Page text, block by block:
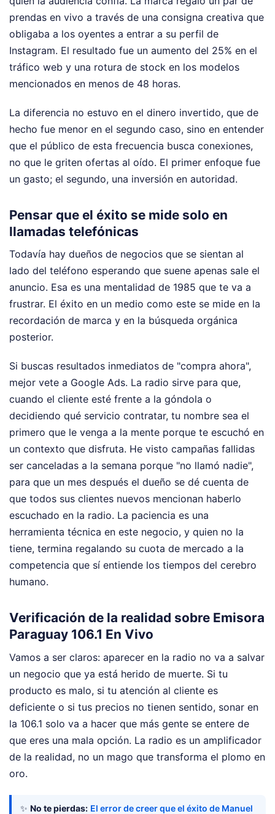
prendas en vivo a través de una consigna creativa que
obligaba a los oyentes a entrar a su perfil de
Instagram. El resultado fue un aumento del 25% en el
tráfico web y una rotura de stock en los modelos
mencionados en menos de 48 horas.
La diferencia no estuvo en el dinero invertido, que de
hecho fue menor en el segundo caso, sino en entender
que el público de esta frecuencia busca conexiones,
no que le griten ofertas al oído. El primer enfoque fue
un gasto; el segundo, una inversión en autoridad.
Pensar que el éxito se mide solo en
llamadas telefónicas
Todavía hay dueños de negocios que se sientan al
lado del teléfono esperando que suene apenas sale el
anuncio. Esa es una mentalidad de 1985 que te va a
frustrar. El éxito en un medio como este se mide en la
recordación de marca y en la búsqueda orgánica
posterior.
Si buscas resultados inmediatos de "compra ahora",
mejor vete a Google Ads. La radio sirve para que,
cuando el cliente esté frente a la góndola o
decidiendo qué servicio contratar, tu nombre sea el
primero que le venga a la mente porque te escuchó en
un contexto que disfruta. He visto campañas fallidas
ser canceladas a la semana porque "no llamó nadie",
para que un mes después el dueño se dé cuenta de
que todos sus clientes nuevos mencionan haberlo
escuchado en la radio. La paciencia es una
herramienta técnica en este negocio, y quien no la
tiene, termina regalando su cuota de mercado a la
competencia que sí entiende los tiempos del cerebro
humano.
Verificación de la realidad sobre Emisora
Paraguay 106.1 En Vivo
Vamos a ser claros: aparecer en la radio no va a salvar
un negocio que ya está herido de muerte. Si tu
producto es malo, si tu atención al cliente es
deficiente o si tus precios no tienen sentido, sonar en
la 106.1 solo va a hacer que más gente se entere de
que eres una mala opción. La radio es un amplificador
de la realidad, no un mago que transforma el plomo en
oro.
✨ No te pierdas: El error de creer que el éxito de Manuel